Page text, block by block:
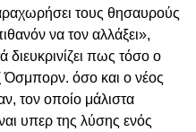
τους θησαυρούς
να τον αλλάξει»,
διευκρινίζει πως τόσο ο
Όσμπορν. όσο και ο νέος
τον οποίο μάλιστα
υπερ της λύσης ενός